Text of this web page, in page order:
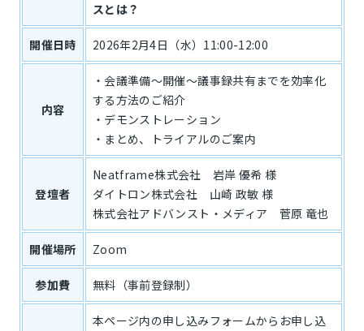
スとは？
開催日時 2026年2月4日（水）11:00-12:00
内容
・会議準備～開催～議事録共有までを効率化
する方法のご紹介
・デモンストレーション
・まとめ、トライアルのご案内
登壇者
Neatframe株式会社 岩岸 優希 様
ダイトロン株式会社 山崎 政敏 様
株式会社アドバンスト・メディア 菅原 竜也
開催場所 Zoom
参加費 無料（事前登録制）
本ページ内の申し込みフォームからお申し込